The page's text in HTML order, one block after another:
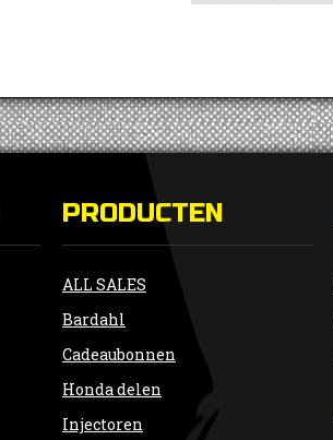
PRODUCTEN
ALL SALES
Bardahl
Cadeaubonnen
Honda delen
Injectoren